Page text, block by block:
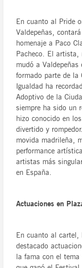
En cuanto al Pride
Valdepeñas,
homenaje a Paco
Pacheco. El artista,
mudó a
formado parte de la
Igualdad ha
Adoptivo de la
siempre ha sido un
hizo conocido en
divertido y
movida madrileña,
performance
artistas más
en España.
Actuaciones en
En cuanto al cartel,
destacado
la fama con el tema